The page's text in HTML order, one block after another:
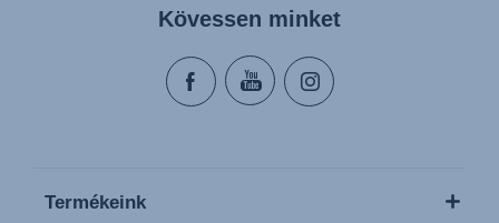
Kövessen minket
Termékeink